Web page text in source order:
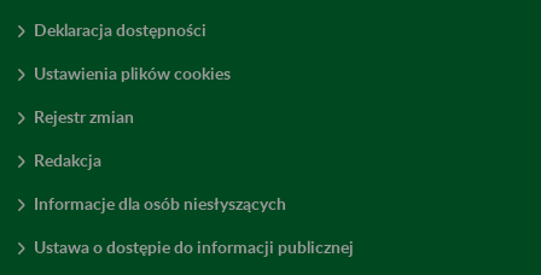
Deklaracja dostępności
Ustawienia plików cookies
Rejestr zmian
Redakcja
Informacje dla osób niesłyszących
Ustawa o dostępie do informacji publicznej